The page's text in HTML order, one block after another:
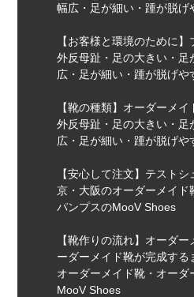
幅広・足が細い・踵が脱げ
【お客様と環境のために
外反母趾・足の大きい・足
広・足が細い・踵が脱げや
【靴の種類】オーダーメ
外反母趾・足の大きい・足
広・足が細い・踵が脱げや
【安心して注文】テスト
京・大阪のオーダーメイド
パンプスのMooV Shoes
【靴作りの流れ】オーダ
ーダーメイド靴が完成す
オーダーメイド靴・オーダ
MooV Shoes